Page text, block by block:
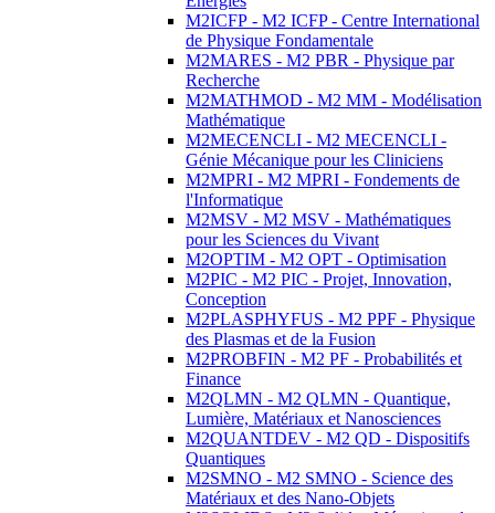
M2ICFP - M2 ICFP - Centre International
de Physique Fondamentale
M2MARES - M2 PBR - Physique par
Recherche
M2MATHMOD - M2 MM - Modélisation
Mathématique
M2MECENCLI - M2 MECENCLI -
Génie Mécanique pour les Cliniciens
M2MPRI - M2 MPRI - Fondements de
l'Informatique
M2MSV - M2 MSV - Mathématiques
pour les Sciences du Vivant
M2OPTIM - M2 OPT - Optimisation
M2PIC - M2 PIC - Projet, Innovation,
Conception
M2PLASPHYFUS - M2 PPF - Physique
des Plasmas et de la Fusion
M2PROBFIN - M2 PF - Probabilités et
Finance
M2QLMN - M2 QLMN - Quantique,
Lumière, Matériaux et Nanosciences
M2QUANTDEV - M2 QD - Dispositifs
Quantiques
M2SMNO - M2 SMNO - Science des
Matériaux et des Nano-Objets